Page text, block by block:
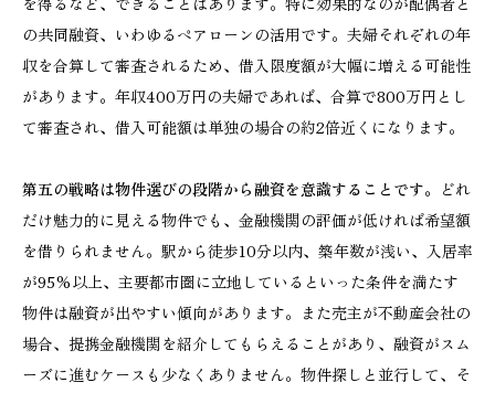
の共同融資、いわゆるペアローンの活用です。夫婦それぞれの年
収を合算して審査されるため、借入限度額が大幅に増える可能性
があります。年収400万円の夫婦であれば、合算で800万円とし
て審査され、借入可能額は単独の場合の約2倍近くになります。
第五の戦略は物件選びの段階から融資を意識することです。 どれ
だけ魅力的に見える物件でも、金融機関の評価が低ければ希望額
を借りられません。駅から徒歩10分以内、築年数が浅い、入居率
が95%以上、主要都市圏に立地しているといった条件を満たす
物件は融資が出やすい傾向があります。また売主が不動産会社の
場合、提携金融機関を紹介してもらえることがあり、融資がスム
ーズに進むケースも少なくありません。物件探しと並行して、そ